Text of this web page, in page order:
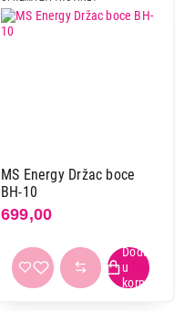
MS Energy Držac boce
BH-10
699,00